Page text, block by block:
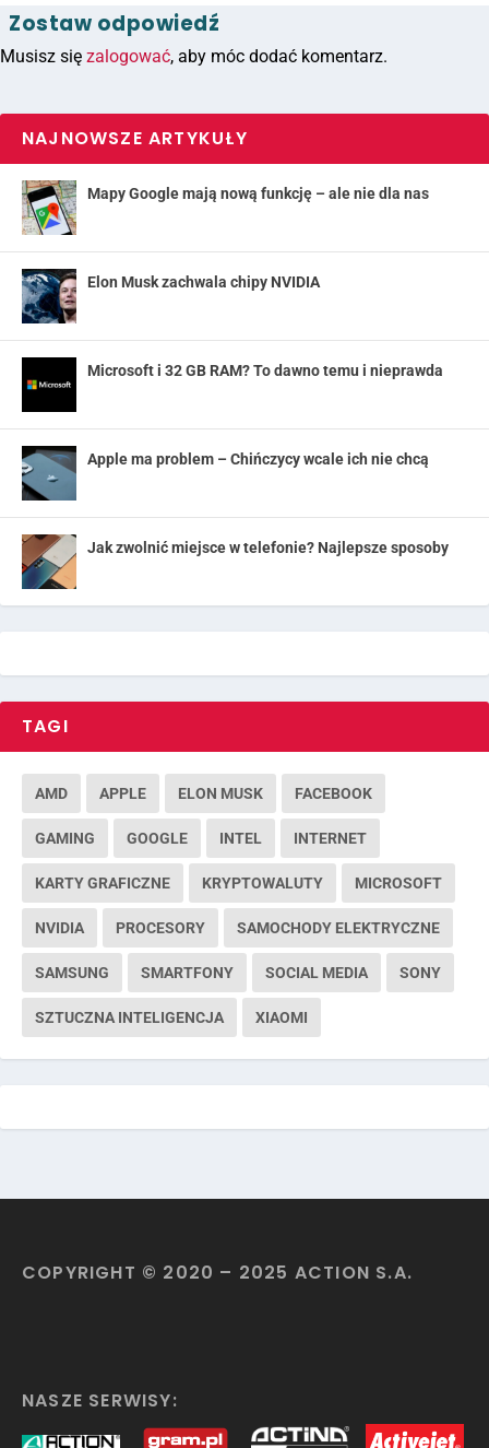
Zostaw odpowiedź
Musisz się zalogować, aby móc dodać komentarz.
NAJNOWSZE ARTYKUŁY
Mapy Google mają nową funkcję – ale nie dla nas
Elon Musk zachwala chipy NVIDIA
Microsoft i 32 GB RAM? To dawno temu i nieprawda
Apple ma problem – Chińczycy wcale ich nie chcą
Jak zwolnić miejsce w telefonie? Najlepsze sposoby
TAGI
AMD APPLE ELON MUSK FACEBOOK
GAMING GOOGLE INTEL INTERNET
KARTY GRAFICZNE KRYPTOWALUTY MICROSOFT
NVIDIA PROCESORY SAMOCHODY ELEKTRYCZNE
SAMSUNG SMARTFONY SOCIAL MEDIA SONY
SZTUCZNA INTELIGENCJA XIAOMI
COPYRIGHT © 2020 – 2025 ACTION S.A.
NASZE SERWISY: